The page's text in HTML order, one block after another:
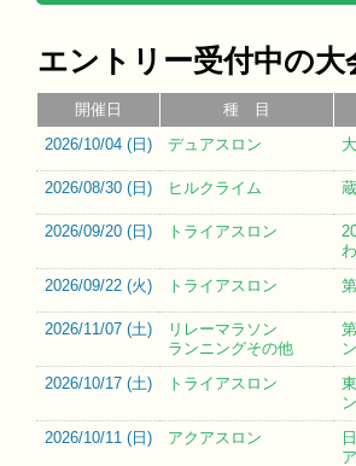
エントリー受付中の大
開催日 種 目
2026/10/04 (日 ) デュアスロン
2026/08/30 (日 ) ヒルクライム
2026/09/20 (日 ) トライアスロン
わ
2026/09/22 (火) トライアスロン
2026/11/07 (土)
リレーマラソン
ランニングその他
ン
2026/10/17 (土) トライアスロン
2026/10/11 (日 ) アクアスロン